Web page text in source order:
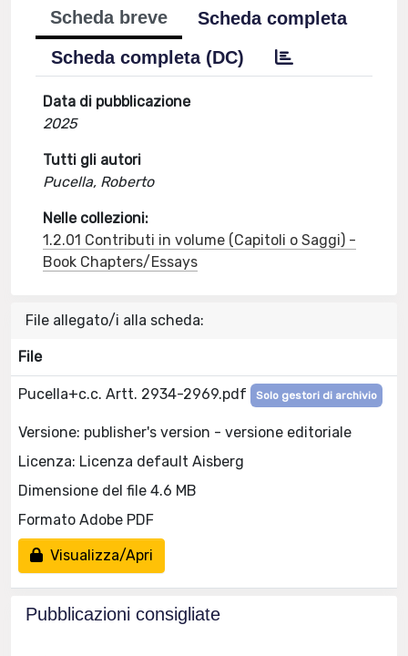
Scheda breve
Scheda completa
Scheda completa (DC)
Data di pubblicazione
2025
Tutti gli autori
Pucella, Roberto
Nelle collezioni:
1.2.01 Contributi in volume (Capitoli o Saggi) -
Book Chapters/Essays
File allegato/i alla scheda:
File
Pucella+c.c. Artt. 2934-2969.pdf Solo gestori di archivio
Versione: publisher's version - versione editoriale
Licenza: Licenza default Aisberg
Dimensione del file 4.6 MB
Formato Adobe PDF
Visualizza/Apri
Pubblicazioni consigliate